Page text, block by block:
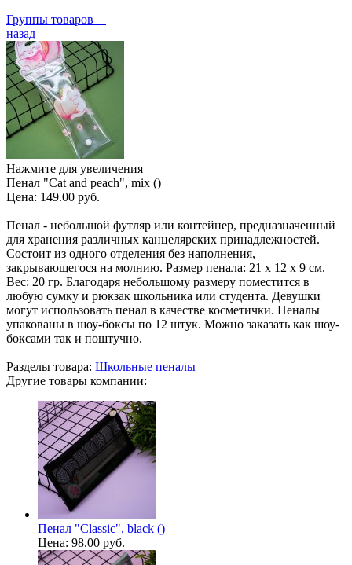
Группы товаров
назад
Нажмите для увеличения
Пенал "Cat and peach", mix ()
Цена: 149.00 руб.
Пенал - небольшой футляр или контейнер, предназначенный
для хранения различных канцелярских принадлежностей.
Состоит из одного отделения без наполнения,
закрывающегося на молнию. Размер пенала: 21 х 12 х 9 см.
Вес: 20 гр. Благодаря небольшому размеру поместится в
любую сумку и рюкзак школьника или студента. Девушки
могут использовать пенал в качестве косметички. Пеналы
упакованы в шоу-боксы по 12 штук. Можно заказать как шоу-
боксами так и поштучно.
Разделы товара: Школьные пеналы
Другие товары компании:
Пенал "Classic", black ()
Цена: 98.00 руб.